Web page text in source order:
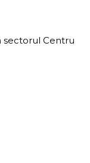
sectorul Centru